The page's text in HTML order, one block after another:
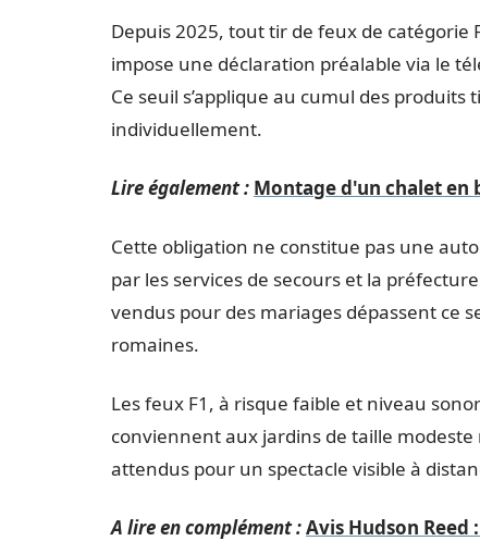
Depuis 2025, tout tir de feux de catégorie
impose une déclaration préalable via le
Ce seuil s’applique au cumul des
individuellement.
Lire également : Montage d'un chalet en
Cette obligation ne constitue pas une
par les services de secours et la
vendus pour des mariages dépassent ce
romaines.
Les feux F1, à risque faible et niveau
conviennent aux jardins de taille
attendus pour un spectacle visible à
A lire en complément :Avis Hudson